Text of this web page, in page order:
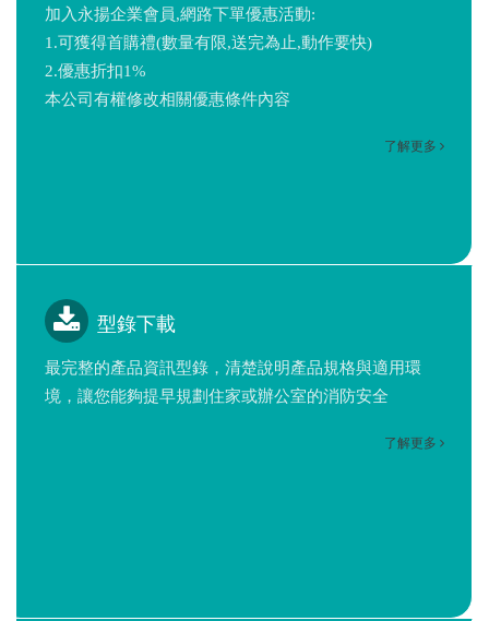
加入永揚企業會員,網路下單優惠活動:
1.可獲得首購禮(數量有限,送完為止,動作要快)
2.優惠折扣1%
本公司有權修改相關優惠條件內容
了解更多
型錄下載
最完整的產品資訊型錄，清楚說明產品規格與適用環
境，讓您能夠提早規劃住家或辦公室的消防安全
了解更多